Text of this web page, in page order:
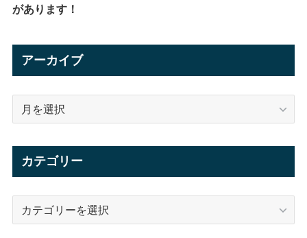
があります！
アーカイブ
カテゴリー